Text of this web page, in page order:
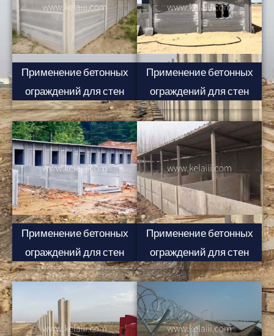
Применение бетонных
ограждений для стен
Применение бетонных
ограждений для стен
Применение бетонных
ограждений для стен
Применение бетонных
ограждений для стен